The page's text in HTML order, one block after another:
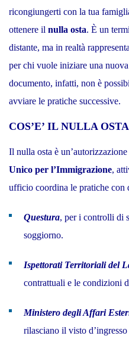
ricongiungerti con la tua
ottenere il nulla osta. È un
distante, ma in realtà
per chi vuole iniziare una
documento, infatti, non è
avviare le pratiche successive.
COS’E’ IL NULLA
Il nulla osta è
Unico per l’Immigrazione,
ufficio coordina le pratiche con
Questura, per i controlli di
soggiorno.
Ispettorati Territoriali del
contrattuali e le condizioni
Ministero degli Affari
rilasciano il visto